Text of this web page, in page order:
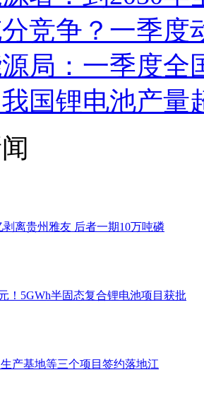
竞争？一季度
局：一季度全
国锂电池产量
剥离贵州雅友 后者一期10万吨磷
！5GWh半固态复合锂电池项目获批
产基地等三个项目签约落地江